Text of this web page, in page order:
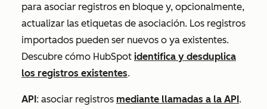
para asociar registros en bloque y, opcionalmente,
actualizar las etiquetas de asociación. Los registros
importados pueden ser nuevos o ya existentes.
Descubre cómo HubSpot identifica y desduplica
los registros existentes.
API: asociar registros mediante llamadas a la API.